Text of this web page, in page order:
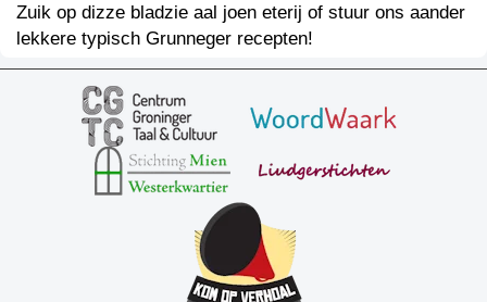
Zuik op dizze bladzie aal joen eterij of stuur ons aander
lekkere typisch Grunneger recepten!